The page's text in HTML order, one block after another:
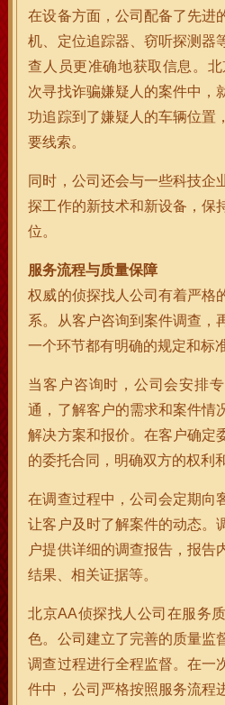
在设备方面，公司配备了先进
机、定位追踪器、窃听探测器
查人员更准确地获取信息。
次寻找诈骗嫌疑人的案件中，
功追踪到了嫌疑人的车辆位置
要线索。
同时，公司还会与一些科技企
探工作的新技术和新设备，保
位。
服务流程与质量保障
权威的侦探找人公司有着严格
系。从客户咨询到案件调查，
一个环节都有明确的规定和标
当客户咨询时，公司会安排
通，了解客户的需求和案件情
解决方案和报价。在客户确定
的委托合同，明确双方的权利
在调查过程中，公司会定期向
让客户及时了解案件的动态。
户提供详细的调查报告，报告
结果、相关证据等。
北京AA侦探找人公司在服务
色。公司建立了完善的质量监
调查过程进行全程监督。在一
件中，公司严格按照服务流程